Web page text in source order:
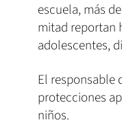
escuela, más
mitad reportan
adolescentes,
El responsable
protecciones
niños.